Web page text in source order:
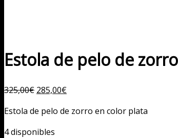
Estola de pelo de
325,00€ El
original
era:
285,00€El
actual
Estola de pelo de zorro en color plata
4 disponibles